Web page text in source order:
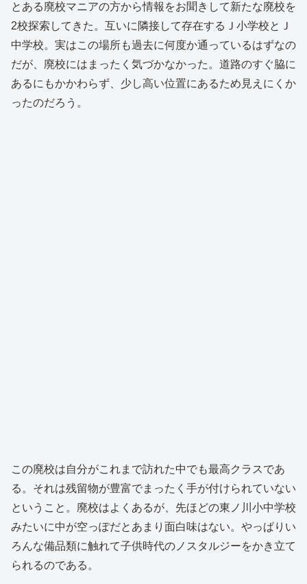
とある廃校マニアの方から情報をお聞きして新たな廃校を
2校探索してきた。互いに隣接して存在するＪ小学校とＪ
中学校。実はこの場所も過去に何度か通っているはずなの
だが、廃校にはまったく気づかなかった。道路のすぐ脇に
あるにもかかわらず、少し高い位置にあるため見えにくか
ったのだろう。
この廃校は自分がこれまで訪れた中でも最高クラスであ
る。それは残留物が豊富でまったく手が付けられていない
ということ。廃校はよくあるが、先ほどの東ノ川小中学校
みたいに中が空っぽだとあまり面白味はない。やっぱりい
ろんな備品類に触れて子供時代のノスタルジーをかき立て
られるのである。